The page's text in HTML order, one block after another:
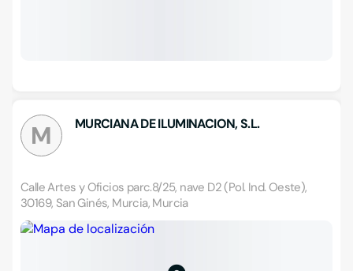
M MURCIANA DE ILUMINACION, S.L.
Calle Artes y Oficios parc.8/25, nave D2 (Pol. Ind. Oeste),
30169, San Ginés, Murcia, Murcia